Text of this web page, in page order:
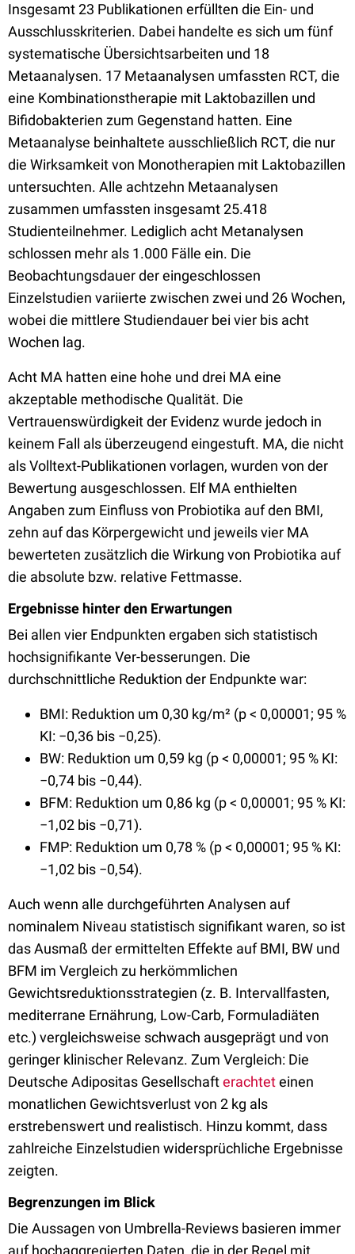
Insgesamt 23 Publikationen erfüllten die Ein- und
Ausschlusskriterien. Dabei handelte es sich um fünf
systematische Übersichtsarbeiten und 18
Metaanalysen. 17 Metaanalysen umfassten RCT, die
eine Kombinationstherapie mit Laktobazillen und
Bifidobakterien zum Gegenstand hatten. Eine
Metaanalyse beinhaltete ausschließlich RCT, die nur
die Wirksamkeit von Monotherapien mit Laktobazillen
untersuchten. Alle achtzehn Metaanalysen
zusammen umfassten insgesamt 25.418
Studienteilnehmer. Lediglich acht Metanalysen
schlossen mehr als 1.000 Fälle ein. Die
Beobachtungsdauer der eingeschlossen
Einzelstudien variierte zwischen zwei und 26 Wochen,
wobei die mittlere Studiendauer bei vier bis acht
Wochen lag.
Acht MA hatten eine hohe und drei MA eine
akzeptable methodische Qualität. Die
Vertrauenswürdigkeit der Evidenz wurde jedoch in
keinem Fall als überzeugend eingestuft. MA, die nicht
als Volltext-Publikationen vorlagen, wurden von der
Bewertung ausgeschlossen. Elf MA enthielten
Angaben zum Einfluss von Probiotika auf den BMI,
zehn auf das Körpergewicht und jeweils vier MA
bewerteten zusätzlich die Wirkung von Probiotika auf
die absolute bzw. relative Fettmasse.
Ergebnisse hinter den Erwartungen
Bei allen vier Endpunkten ergaben sich statistisch
hochsignifikante Ver-besserungen. Die
durchschnittliche Reduktion der Endpunkte war:
BMI: Reduktion um 0,30 kg/m² (p < 0,00001; 95 %
KI: −0,36 bis −0,25).
BW: Reduktion um 0,59 kg (p < 0,00001; 95 % KI:
−0,74 bis −0,44).
BFM: Reduktion um 0,86 kg (p < 0,00001; 95 % KI:
−1,02 bis −0,71).
FMP: Reduktion um 0,78 % (p < 0,00001; 95 % KI:
−1,02 bis −0,54).
Auch wenn alle durchgeführten Analysen auf
nominalem Niveau statistisch signifikant waren, so ist
das Ausmaß der ermittelten Effekte auf BMI, BW und
BFM im Vergleich zu herkömmlichen
Gewichtsreduktionsstrategien (z. B. Intervallfasten,
mediterrane Ernährung, Low-Carb, Formuladiäten
etc.) vergleichsweise schwach ausgeprägt und von
geringer klinischer Relevanz. Zum Vergleich: Die
Deutsche Adipositas Gesellschafterachteteinen
monatlichen Gewichtsverlust von 2 kg als
erstrebenswert und realistisch. Hinzu kommt, dass
zahlreiche Einzelstudien widersprüchliche Ergebnisse
zeigten.
Begrenzungen im Blick
Die Aussagen von Umbrella-Reviews basieren immer
auf hochaggregierten Daten, die in der Regel mit